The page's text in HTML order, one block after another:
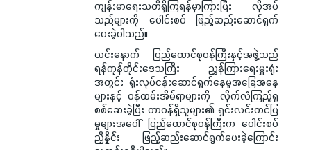
ကျန်းမာရေးသတိရှိကြရန်မှာကြားပြီး လိုအပ်
သည်များကို ပေါင်းစပ် ဖြည့်ဆည်းဆောင်ရွက်
ပေးခဲ့ပါသည်။
ယင်းနောက် ပြည်ထောင်စုဝန်ကြီးနှင့်အဖွဲ့သည်
ရန်ကုန်တိုင်းဒေသကြီး ညွှန်ကြားရေးမှူးရုံး
အတွင်း ရုံးလုပ်ငန်းဆောင်ရွက်နေမှုအခြေအနေ
များနှင့် ဝန်ထမ်းအိမ်ရာများကို လိုက်လံကြည့်ရှု
စစ်ဆေးခဲ့ပြီး တာဝန်ရှိသူများ၏ ရှင်းလင်းတင်ပြ
မှုများအပေါ် ပြည်ထောင်စုဝန်ကြီးက ပေါင်းစပ်
ညှိနှိုင်း ဖြည့်ဆည်းဆောင်ရွက်ပေးခဲ့ကြောင်း